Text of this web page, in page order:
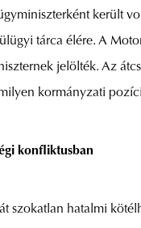
került
tárca élére. A
jelölték. Az
kormányzati
konfliktusban
szokatlan hatalmi